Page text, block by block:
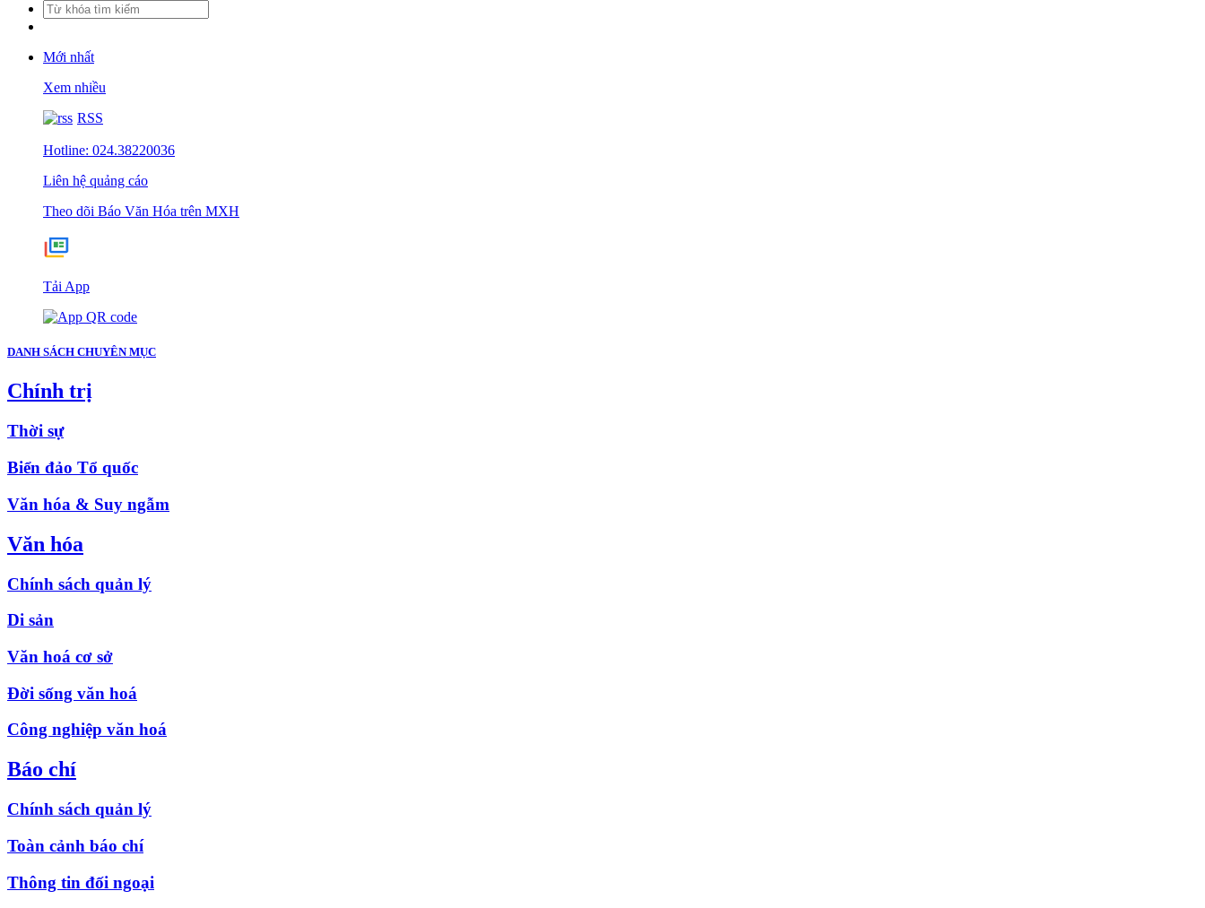
Mới nhất
Xem nhiều
RSS
Hotline: 024.38220036
Liên hệ quảng cáo
Theo dõi Báo Văn Hóa trên MXH
Tải App
DANH SÁCH CHUYÊN MỤC
Chính trị
Thời sự
Biển đảo Tổ quốc
Văn hóa & Suy ngẫm
Văn hóa
Chính sách quản lý
Di sản
Văn hoá cơ sở
Đời sống văn hoá
Công nghiệp văn hoá
Báo chí
Chính sách quản lý
Toàn cảnh báo chí
Thông tin đối ngoại